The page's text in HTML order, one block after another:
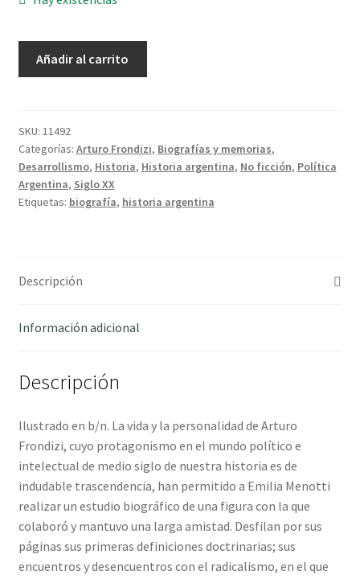
Emilia
cantidad
Añadir al carrito
SKU: 11492
Categorías: Arturo Frondizi, Biografías y memorias,
Desarrollismo, Historia, Historia argentina, No ficción, Política
Argentina, Siglo XX
Etiquetas: biografía, historia argentina
Descripción
Información adicional
Descripción
Ilustrado en b/n. La vida y la personalidad de Arturo
Frondizi, cuyo protagonismo en el mundo político e
intelectual de medio siglo de nuestra historia es de
indudable trascendencia, han permitido a Emilia Menotti
realizar un estudio biográfico de una figura con la que
colaboró y mantuvo una larga amistad. Desfilan por sus
páginas sus primeras definiciones doctrinarias; sus
encuentros y desencuentros con el radicalismo, en el que